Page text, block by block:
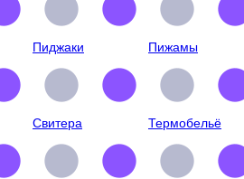
Пиджаки Пижамы
Свитера Термобельё